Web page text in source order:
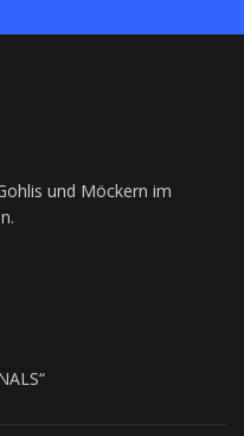
und Möckern im